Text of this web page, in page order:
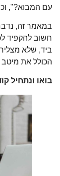
עם המבוא?",
במאמר זה,
חשוב להקפיד
ביד, שלא
הכולל את מיטב
בואו ונתחיל